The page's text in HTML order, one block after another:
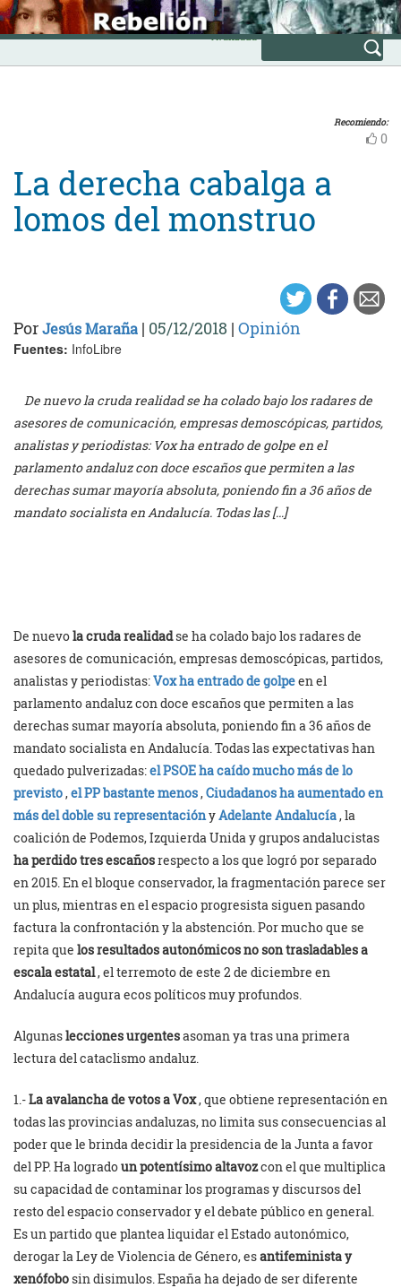
Skip
to
content
INICIO
Avanzada
Recomiendo:
0
La derecha cabalga a
lomos del monstruo
PorJesús Maraña | 05/12/2018 | Opinión
Fuentes: InfoLibre
De nuevo la cruda realidad se ha colado bajo los radares de
asesores de comunicación, empresas demoscópicas, partidos,
analistas y periodistas: Vox ha entrado de golpe en el
parlamento andaluz con doce escaños que permiten a las
derechas sumar mayoría absoluta, poniendo fin a 36 años de
mandato socialista en Andalucía. Todas las […]
De nuevola cruda realidadse ha colado bajo los radares de
asesores de comunicación, empresas demoscópicas, partidos,
analistas y periodistas:Vox ha entrado de golpeen el
parlamento andaluz con doce escaños que permiten a las
derechas sumar mayoría absoluta, poniendo fin a 36 años de
mandato socialista en Andalucía. Todas las expectativas han
quedado pulverizadas:el PSOE ha caído mucho más de lo
previsto,el PP bastante menos,Ciudadanos ha aumentado en
más del doble su representaciónyAdelante Andalucía, la
coalición de Podemos, Izquierda Unida y grupos andalucistas
ha perdido tres escañosrespecto a los que logró por separado
en 2015. En el bloque conservador, la fragmentación parece ser
un plus, mientras en el espacio progresista siguen pasando
factura la confrontación y la abstención. Por mucho que se
repita que los resultados autonómicos no son trasladables a
escala estatal, el terremoto de este 2 de diciembre en
Andalucía augura ecos políticos muy profundos.
Algunaslecciones urgentesasoman ya tras una primera
lectura del cataclismo andaluz.
1.-La avalancha de votos a Vox, que obtiene representación en
todas las provincias andaluzas, no limita sus consecuencias al
poder que le brinda decidir la presidencia de la Junta a favor
del PP. Ha logradoun potentísimo altavozcon el que multiplica
su capacidad de contaminar los programas y discursos del
resto del espacio conservador y el debate público en general.
Es un partido que plantea liquidar el Estado autonómico,
derogar la Ley de Violencia de Género, esantifeminista y
xenófobosin disimulos. España ha dejado de ser diferente